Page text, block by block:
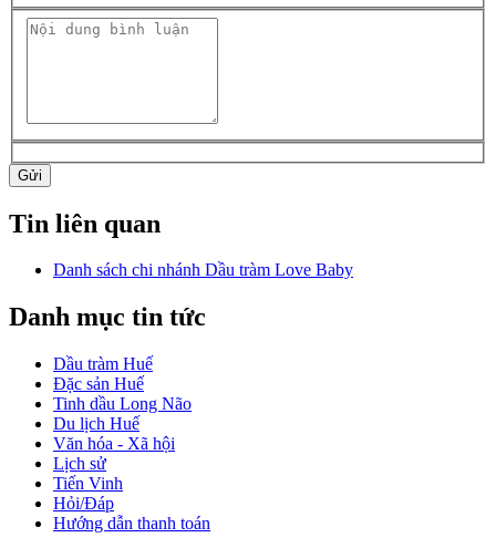
Gửi
Tin liên quan
Danh sách chi nhánh Dầu tràm Love Baby
Danh mục tin tức
Dầu tràm Huế
Đặc sản Huế
Tinh dầu Long Não
Du lịch Huế
Văn hóa - Xã hội
Lịch sử
Tiến Vinh
Hỏi/Đáp
Hướng dẫn thanh toán